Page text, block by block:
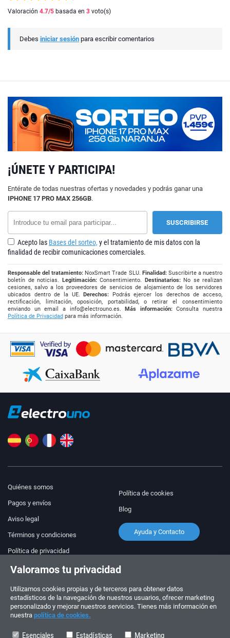
Valoración 4.7/5 basada en 3 voto(s)
Debes iniciar sesión para escribir comentarios
¡ÚNETE Y PARTICIPA!
Entérate de todas nuestras ofertas y novedades y podrás ganar una
IPHONE 17 PRO MAX 256GB.
Acepto las Bases del sorteo, y el tratamiento de mis datos con la
finalidad de recibir comunicaciones comerciales.
Responsable del tratamiento: NoxSmart Trade SLU. Finalidad:Suscribirte a nuestro
boletín de noticias. Legitimación:Consentimiento. Destinatarios:No se realizan
cesiones, salvo a los proveedores de servicios de alojamiento de los servidores
ubicados dentro de la UE.Derechos: Podrás ejercer los derechos de acceso,
rectificación, limitación, oposición, portabilidad, o retirar el consentimiento
enviando un email a info@electrouno.es.Más información:Consulta nuestra
Política de Privacidad para más información.
Quiénes somos
Pagos y envíos
Aviso legal
Términos y condiciones
Política de privacidad
Política de cookies
Blog
Ayuda y Contacto
PEDIDOS Y CONSULTAS
+34 910 600 459
+34 622 219 640
HORARIO DE VERANO
¡Síguenos!
Valoramos tu privacidad
Utilizamos cookies propias y de terceros para obtener datos
estadísticos de la navegación de nuestros usuarios, ofrecer marketing
personalizado y mejorar nuestros servicios. Tienes más información en
nuestra política de cookies.
Esenciales Estadísticas Marketing